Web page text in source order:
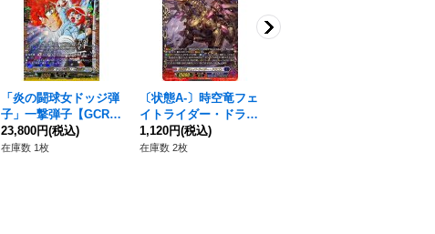
「炎の闘球女ドッジ弾
子」一撃弾子【GCR】
{DZ-SS04/GCR26}
《その他》
23,800円(税込)
在庫数 1枚
〔状態A-〕時空竜フェ
イトライダー・ドラゴ
ン【FFR】{DZ-BT06/
FFR16}《ダークステ
1,120円(税込)
在庫数 2枚